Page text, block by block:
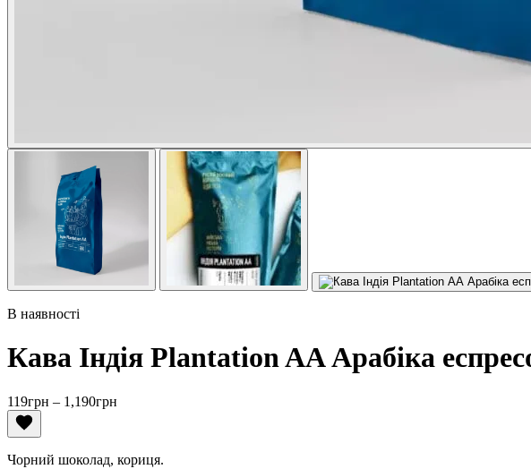
В наявності
Кава Індія Plantation AA Арабіка
119грн – 1,190грн
до
Чорний шоколад, кориця.